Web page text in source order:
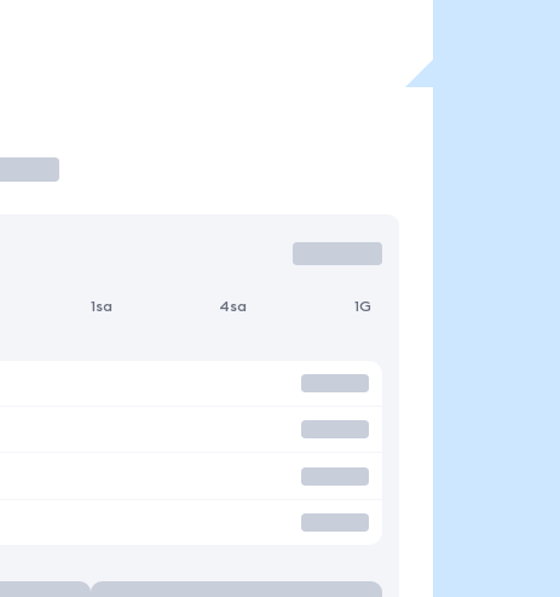
1sa 4sa 1G